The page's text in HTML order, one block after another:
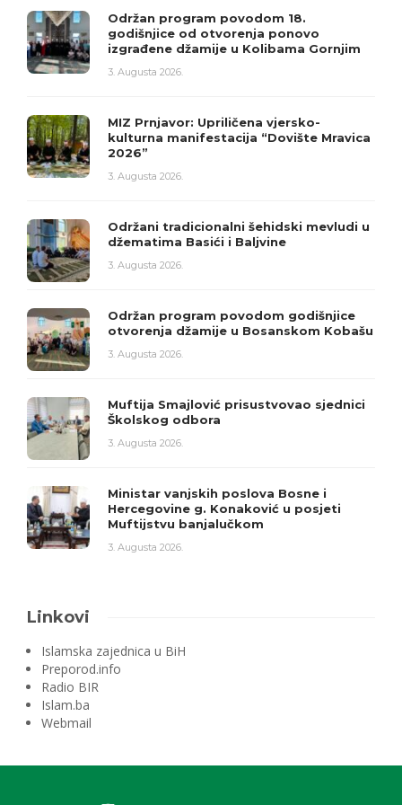
Održan program povodom 18.
godišnjice od otvorenja ponovo
izgrađene džamije u Kolibama Gornjim
3. Augusta 2026.
MIZ Prnjavor: Upriličena vjersko-
kulturna manifestacija “Dovište Mravica
2026”
3. Augusta 2026.
Održani tradicionalni šehidski mevludi u
džematima Basići i Baljvine
3. Augusta 2026.
Održan program povodom godišnjice
otvorenja džamije u Bosanskom Kobašu
3. Augusta 2026.
Muftija Smajlović prisustvovao sjednici
Školskog odbora
3. Augusta 2026.
Ministar vanjskih poslova Bosne i
Hercegovine g. Konaković u posjeti
Muftijstvu banjalučkom
3. Augusta 2026.
Linkovi
Islamska zajednica u BiH
Preporod.info
Radio BIR
Islam.ba
Webmail